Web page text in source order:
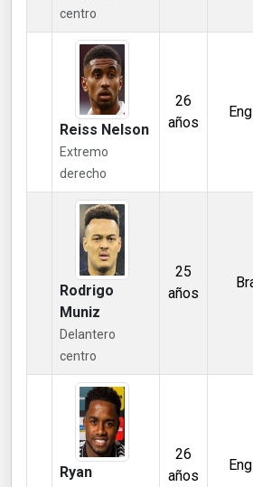
centro
Reiss Nelson
Extremo
derecho
26
años
Rodrigo
Muniz
Delantero
centro
25
años
Ryan
26
años